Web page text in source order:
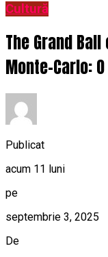
Cultură
The Grand
Monte-Carlo:
Publicat
acum 11 luni
pe
septembrie 3, 2025
De